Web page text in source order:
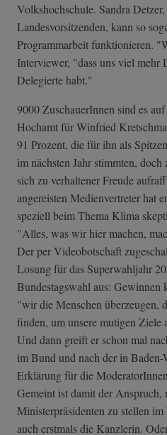
Volkshochschule. Sandra
Landesvorsitzenden, kann so
Programmarbeit funktionieren.
Interviewer, "dass uns viel mehr
Delegierte habt."
9000 ZuschauerInnen sind es
Hochamt für Winfried
91 Prozent, die für ihn als
im nächsten Jahr stimmten,
sich zu verhaltener Freude
angereisten Medienvertreter hat
speziell beim Thema Klima
"Alles, was wir hier machen,
Der per Videobotschaft
Losung für das Superwahljahr
Bundestagswahl aus: Gewinnen
"wir die Menschen überzeugen,
finden, um unsere mutigen Ziele
Und dann greift er schon mal
im Bund und nach der in
Erklärung für die
Gemeint ist damit der
Ministerpräsidenten zu stellen
auch erstmals die Kanzlerin.